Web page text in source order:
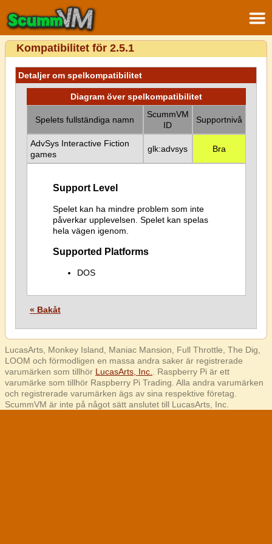
Kompatibilitet för 2.5.1
Detaljer om spelkompatibilitet
Diagram över spelkompatibilitet
Spelets fullständiga namn
ScummVM
ID
Supportnivå
AdvSys Interactive Fiction
games
glk:advsys Bra
Support Level
Spelet kan ha mindre problem som inte
påverkar upplevelsen. Spelet kan spelas
hela vägen igenom.
Supported Platforms
DOS
« Bakåt
LucasArts, Monkey Island, Maniac Mansion, Full Throttle, The Dig,
LOOM och förmodligen en massa andra saker är registrerade
varumärken som tillhör LucasArts, Inc.
. Raspberry Pi är ett
varumärke som tillhör Raspberry Pi Trading. Alla andra varumärken
och registrerade varumärken ägs av sina respektive företag.
ScummVM är inte på något sätt anslutet till LucasArts, Inc.